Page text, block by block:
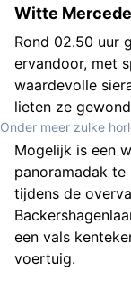
Onder meer zulke
Witte
Rond 02.50 uur
ervandoor, met
waardevolle
lieten ze
Mogelijk is een
panoramadak te
tijdens de
een vals
voertuig.